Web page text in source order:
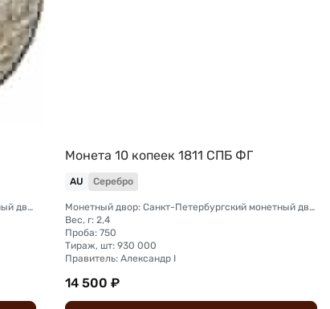
Монетный двор: Санкт-Петербургский монетный двор
Монета 10 копеек 1811 СПБ ФГ
AU Серебро
Монетный двор: Санкт-Петербургский монетный двор
Вес, г: 2,4
Проба: 750
Тираж, шт: 930 000
Правитель: Александр I
14 500 ₽